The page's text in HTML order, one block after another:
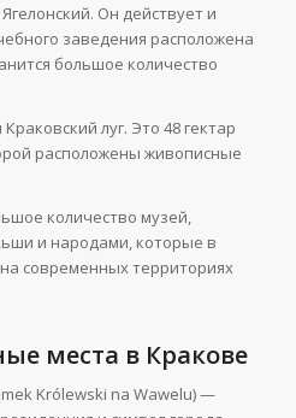
Он действует и
заведения расположена
большое количество
луг. Это 48 гектар
расположены живописные
количество музей,
и народами, которые в
современных территориях
места в Кракове
Królewski na Wawelu) —